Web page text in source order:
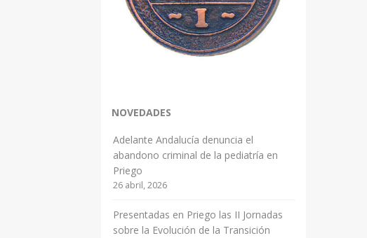
NOVEDADES
Adelante Andalucía denuncia el
abandono criminal de la pediatría en
Priego
26 abril, 2026
Presentadas en Priego las II Jornadas
sobre la Evolución de la Transición